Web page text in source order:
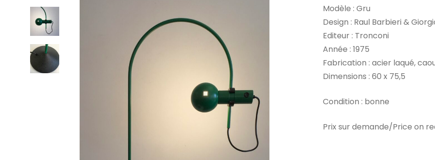
Modèle : Gru
Design : Raul Barbieri &
Editeur : Tronconi
Année : 1975
Fabrication : acier laqué,
Dimensions : 60 x 75,5
Condition : bonne
Prix sur demande/Price on